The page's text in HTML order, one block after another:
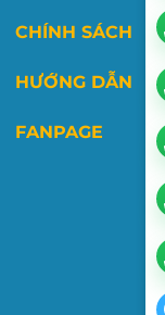
CHÍNH SÁCH
HƯỚNG DẪN
FANPAGE